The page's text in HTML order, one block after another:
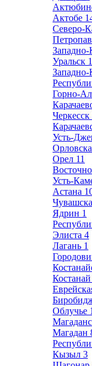
Актобе
Северо-
Западно-
Уральск
Западно-
Горно-
Черкесск
Усть-
Орел 11
Усть-
Астана
Ядрин 1
Элиста 4
Лагань 1
Костанай
Облучье 1
Магадан
Кызыл 3